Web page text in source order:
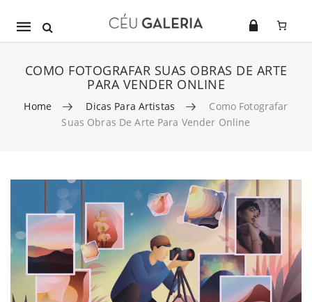
Mobile
COMO FOTOGRAFAR SUAS OBRAS DE ARTE
PARA VENDER ONLINE
Home Dicas Para Artistas
Como Fotografar
Suas Obras De Arte Para Vender Online
Skip to content